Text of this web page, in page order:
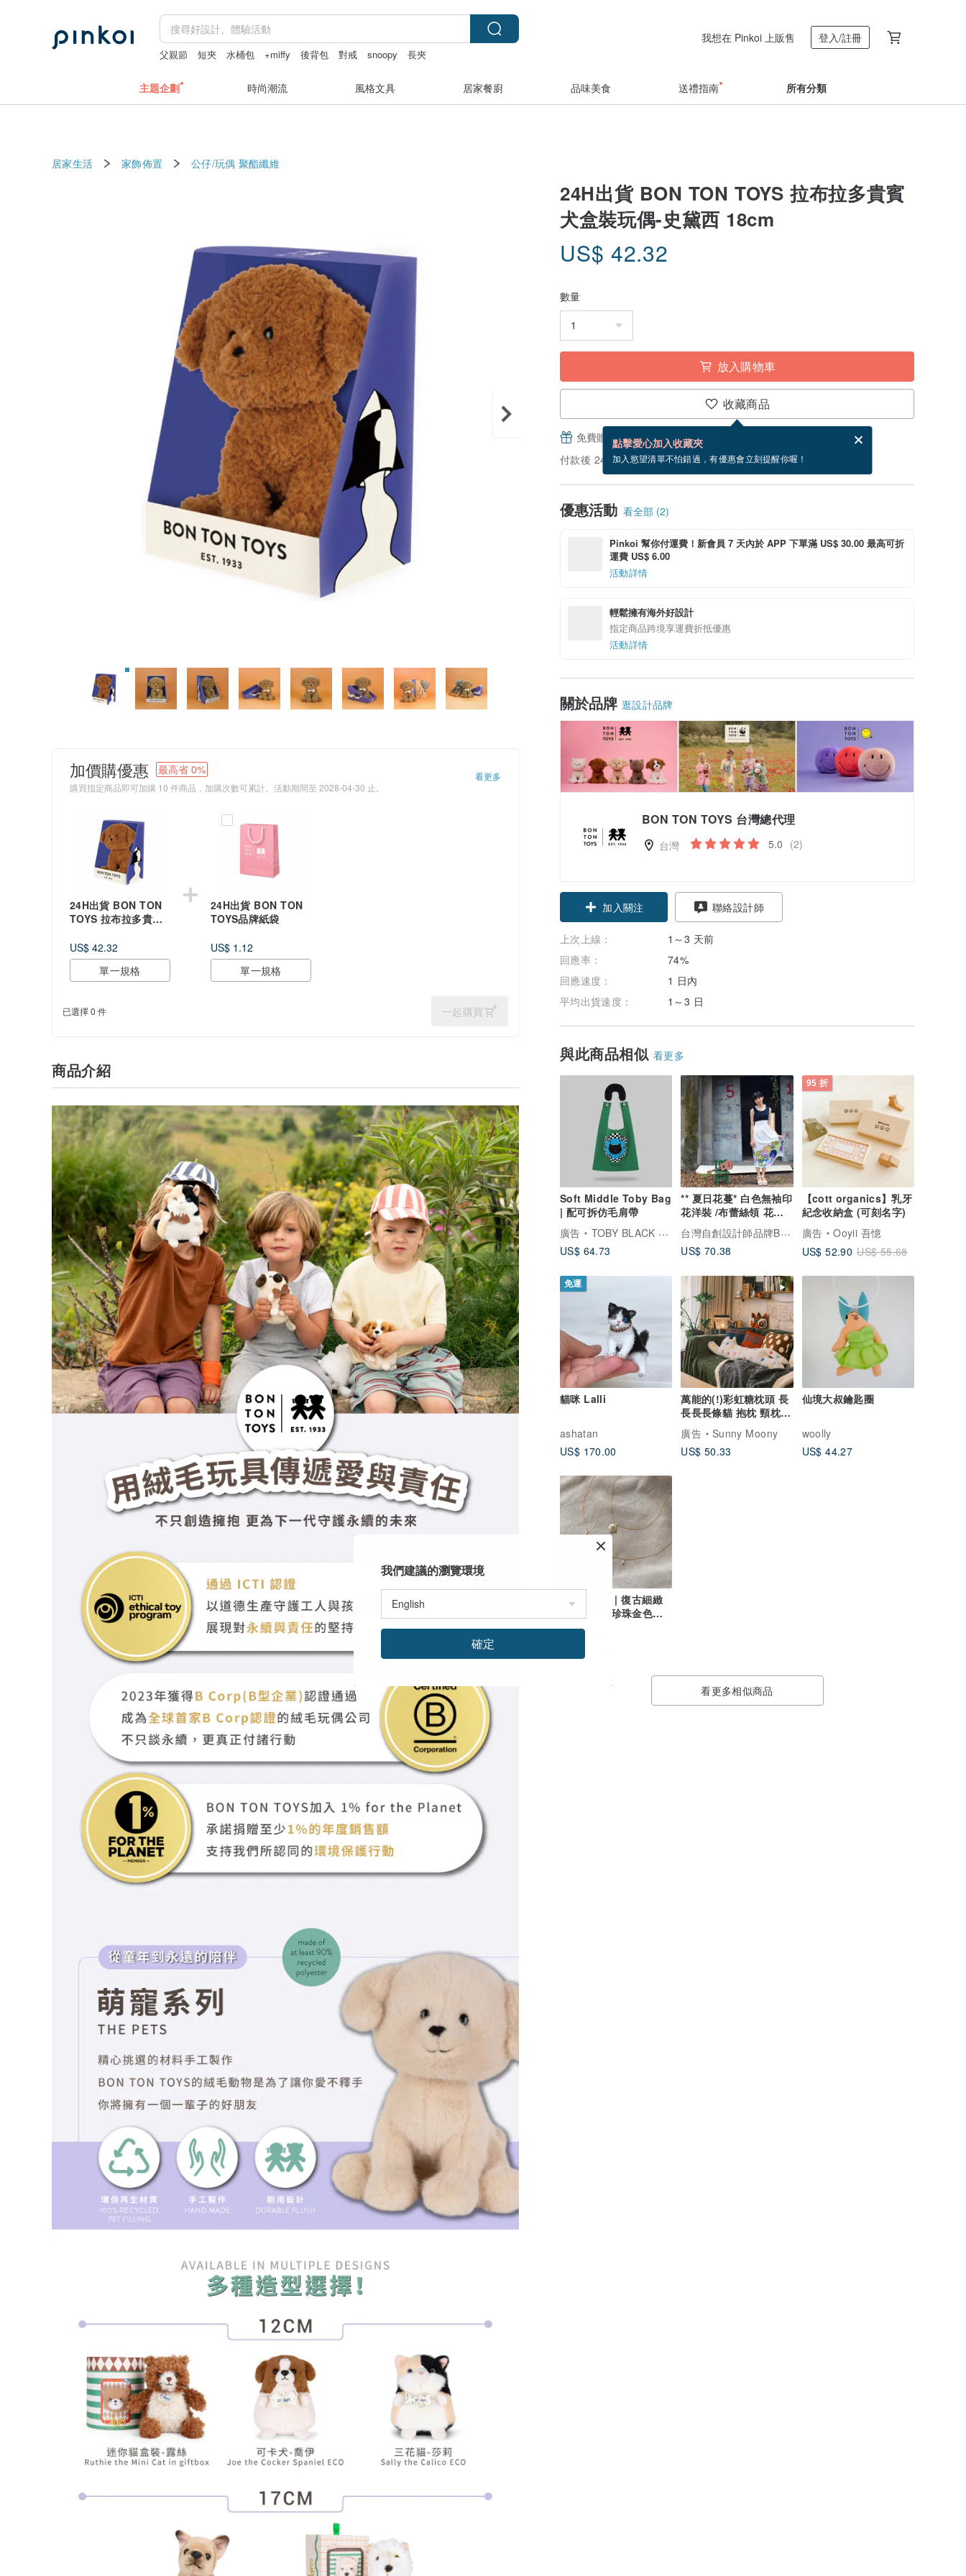
父親節 短夾 水桶包 +miffy 後背包 對戒 snoopy 長夾
我想在 Pinkoi 上販售 登入/註冊
主題企劃 時尚潮流 風格文具 居家餐廚 品味美食 送禮指南 所有分類
居家生活 家飾佈置 公仔/玩偶 聚酯纖維
24H出貨 BON TON TOYS 拉布拉多貴賓
犬盒裝玩偶-史黛西 18cm
US$ 42.32
數量
放入購物車
收藏商品
點擊愛心加入收藏夾
加入慾望清單不怕錯過，有優惠會立刻提醒你喔！
免費贈送電子賀卡，結帳完成後填寫
付款後 24 小時內出貨。（不包含週五到週日）
優惠活動 看全部 (2)
Pinkoi 幫你付運費！新會員 7 天內於 APP 下單滿 US$ 30.00 最高可折
運費 US$ 6.00
活動詳情
輕鬆擁有海外好設計
指定商品跨境享運費折抵優惠
活動詳情
關於品牌 逛設計品牌
BON TON TOYS 台灣總代理
台灣 5.0 (2)
加入關注 聯絡設計師
上次上線：
1～3 天前
回應率：
74%
回應速度：
1 日內
平均出貨速度：
1～3 日
與此商品相似 看更多
Soft Middle Toby Bag
| 配可拆仿毛肩帶
廣告
TOBY BLACK 托比小黑
US$ 64.73
** 夏日花蔓* 白色無袖印
花洋裝 /布蕾絲領 花朵
親子裝
台灣自創設計師品牌BEZALEEL蓓紗歐
US$ 70.38
95 折
【cott organics】乳牙
紀念收納盒 (可刻名字)
廣告
Ooyii 吾憶
US$ 52.90 US$ 55.68
免運
貓咪 Lalli
ashatan
US$ 170.00
萬能的(!)彩虹糖枕頭 長
長長長條貓 抱枕 頸枕
睡覺枕 超柔手感
廣告
Sunny Moony
US$ 50.33
仙境大叔鑰匙圈
woolly
US$ 44.27
我的小太陽 | 復古細緻
扁圓巴洛克珍珠金色頸
鏈
Moreover
看更多相似商品
加價購優惠 最高省 0%
購買指定商品即可加購 10 件商品，加購次數可累計。活動期間至 2028-04-30 止。
看更多
24H出貨 BON TON
TOYS 拉布拉多貴賓
18cm
US$ 42.32
單一規格
24H出貨 BON TON
TOYS品牌紙袋
US$ 1.12
單一規格
已選擇 0 件 一起購買
商品介紹
我們建議的瀏覽環境
確定